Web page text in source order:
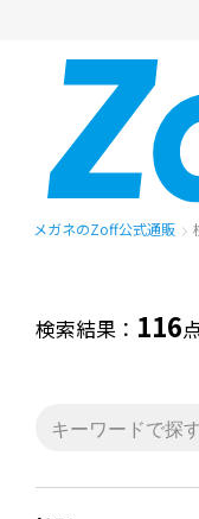
メガネのZoff公式通販
検索結果： 116